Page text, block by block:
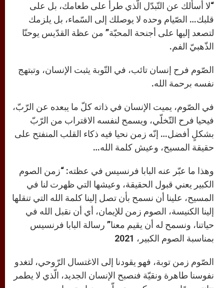
“لا أسألك عن التّبدّل الّذي طرأ على طعامك، بل على
قلبك… الصّيام وحده لا يوصلك إلى السّماء، بل يلزمك
لتصعد إليها على أجنحة المحبّة” من عظة القدّيس يوحنّا
الذّهبيّ الفم.
الصّوم فرح إنسان تائب، في التّوبة يثبت الإنسان، وتبتهج
نفسه برحمة الله.
في الصّوم، يميت الإنسان في ذاته كلّ ما يبعده عن الرّبّ،
فيحيا فرح التّخلّي، ويسمح لنفسه الاقتراب من الرّبّ
بشكلٍ أفضل… إنّه زمن نحيا فيه ذكاء القلب المنفتح على
حقيقة المسيح، وعيش كلمة الله…
وهذا ما عبّر عنه البابا فرنسيس في عظته: “زمن الصوم
الكبير يعني قبول الحقيقة، وعيشها التي ظهرت لنا في
المسيح، علينا أن نسمح بأن تصل إلينا كلمة الله التي تنقلها
إلينا الكنيسة، الصوم زمن للإيمان، أي أن نقبل الله في
حياتنا، ونسمح له أن يقيم معنا” رسالة البابا فرنسيس
بمناسبة الصوم الكبير، 2021
الصّوم زمن توبة، فهو يقودنا إلى الاغتسال الرّوحي، لتغدو
نفوسنا طاهرة ونقيّة فنصبح الإنسان الجديد، الّذي لا يطمر